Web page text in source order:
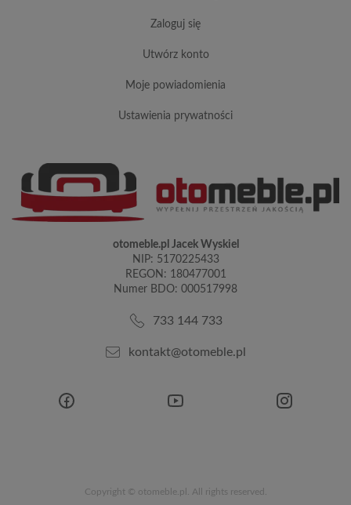
zaloguj się
utwórz konto
moje powiadomienia
ustawienia prywatności
otomeble.pl Jacek Wyskiel
NIP: 5170225433
REGON: 180477001
Numer BDO: 000517998
733 144 733
kontakt@otomeble.pl
Copyright © otomeble.pl. All rights reserved.